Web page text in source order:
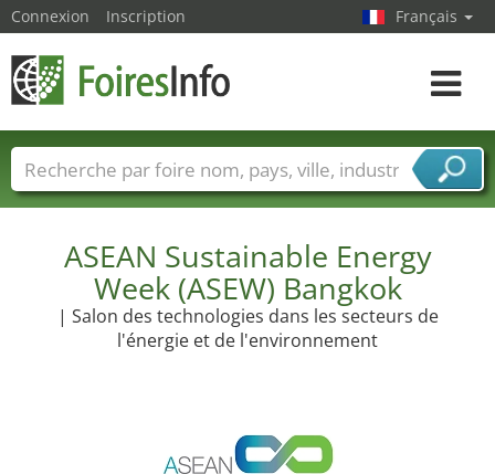
ASEAN Sustainable Energy
Week (ASEW) Bangkok
| Salon des technologies dans les secteurs de
l'énergie et de l'environnement
Connexion Inscription Français
Toggle
Foire noms Pays Villes
Secteurs de foire